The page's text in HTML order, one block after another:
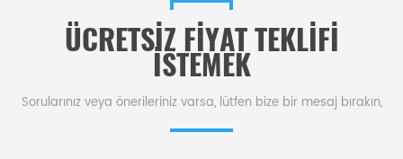
ÜCRETSIZ FIYAT TEKLIFI
ISTEMEK
Sorularınız veya önerileriniz varsa, lütfen bize bir mesaj bırakın,